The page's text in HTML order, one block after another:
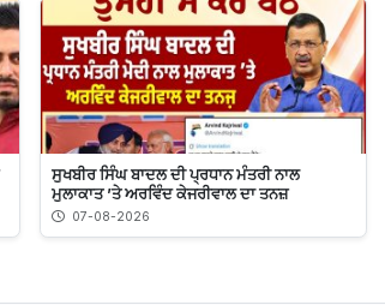
ਸੁਖਬੀਰ ਸਿੰਘ ਬਾਦਲ ਦੀ ਪ੍ਰਧਾਨ ਮੰਤਰੀ ਨਾਲ
ਮੁਲਾਕਾਤ ’ਤੇ ਅਰਵਿੰਦ ਕੇਜਰੀਵਾਲ ਦਾ ਤਨਜ਼
07-08-2026